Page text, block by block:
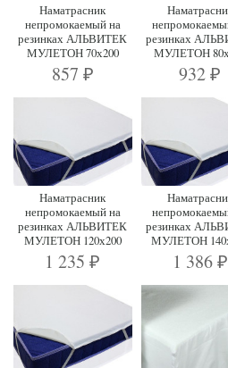
Наматрасник
непромокаемый на
резинках АЛЬВИТЕК
МУЛЕТОН 70х200
857 ₽
резинках
МУЛЕТОН
932₽
Наматрасник
непромокаемый на
резинках АЛЬВИТЕК
МУЛЕТОН 120х200
1 235₽
резинках
МУЛЕТОН
1 386 ₽